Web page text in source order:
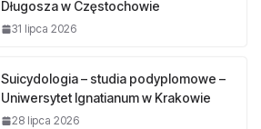
Długosza w Częstochowie
31 lipca 2026
Suicydologia – studia podyplomowe –
Uniwersytet Ignatianum w Krakowie
28 lipca 2026